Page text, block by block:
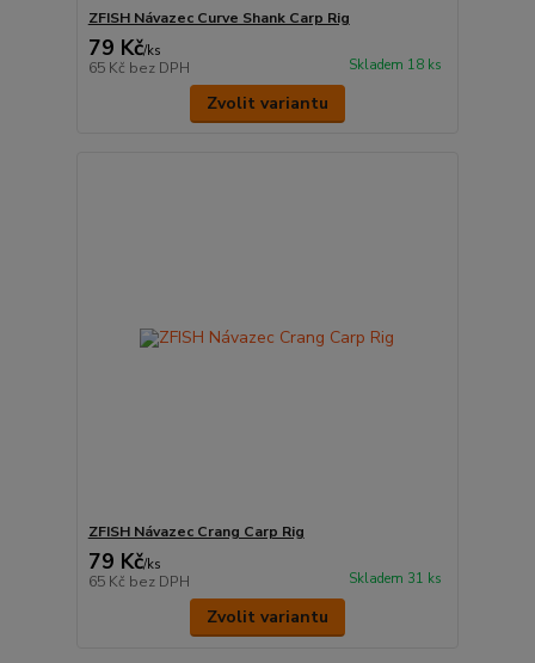
ZFISH Návazec Curve Shank Carp Rig
79 Kč/ks
65 Kč bez DPH Skladem 18 ks
Zvolit variantu
ZFISH Návazec Crang Carp Rig
79 Kč/ks
65 Kč bez DPH Skladem 31 ks
Zvolit variantu